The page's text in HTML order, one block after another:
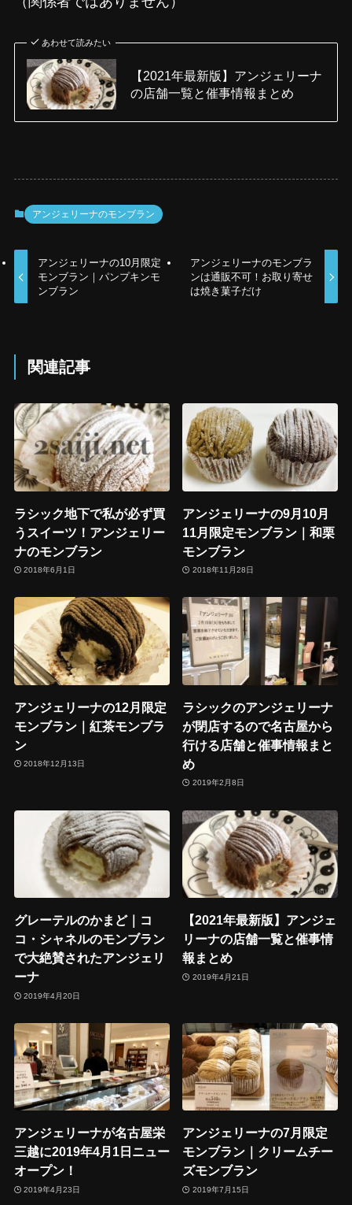
あわせて読みたい
【2021年最新版】アンジェリーナ
の店舗一覧と催事情報まとめ
アンジェリーナのモンブラン
アンジェリーナの10月限定
モンブラン｜パンプキンモ
ンブラン
アンジェリーナのモンブラ
ンは通販不可！お取り寄せ
は焼き菓子だけ
関連記事
ラシック地下で私が必ず買
うスイーツ！アンジェリー
ナのモンブラン
2018年6月1日
アンジェリーナの9月10月
11月限定モンブラン｜和栗
モンブラン
2018年11月28日
アンジェリーナの12月限定
モンブラン｜紅茶モンブラ
ン
2018年12月13日
ラシックのアンジェリーナ
が閉店するので名古屋から
行ける店舗と催事情報まと
め
2019年2月8日
グレーテルのかまど｜コ
コ・シャネルのモンブラン
で大絶賛されたアンジェリ
ーナ
2019年4月20日
【2021年最新版】アンジェ
リーナの店舗一覧と催事情
報まとめ
2019年4月21日
アンジェリーナが名古屋栄
三越に2019年4月1日ニュー
オープン！
2019年4月23日
アンジェリーナの7月限定
モンブラン｜クリームチー
ズモンブラン
2019年7月15日